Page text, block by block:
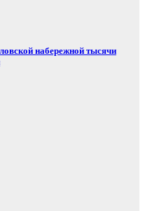
набережной тысячи